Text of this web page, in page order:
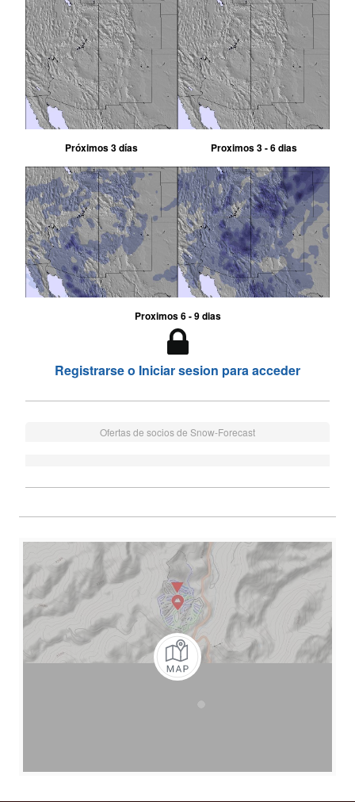
Próximos 3 días Proximos 3 - 6 dias
Proximos 6 - 9 dias
Registrarse o Iniciar sesion para acceder
Ofertas de socios de Snow-Forecast